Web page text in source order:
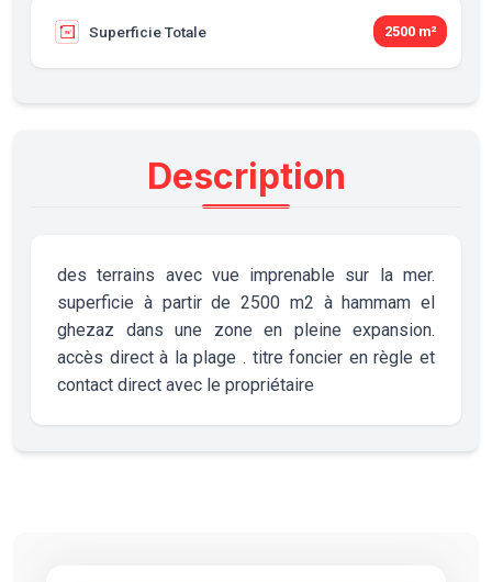
Superficie Totale 2500 m²
Description
des terrains avec vue imprenable sur la mer.
superficie à partir de 2500 m2 à hammam el
ghezaz dans une zone en pleine expansion.
accès direct à la plage . titre foncier en règle et
contact direct avec le propriétaire